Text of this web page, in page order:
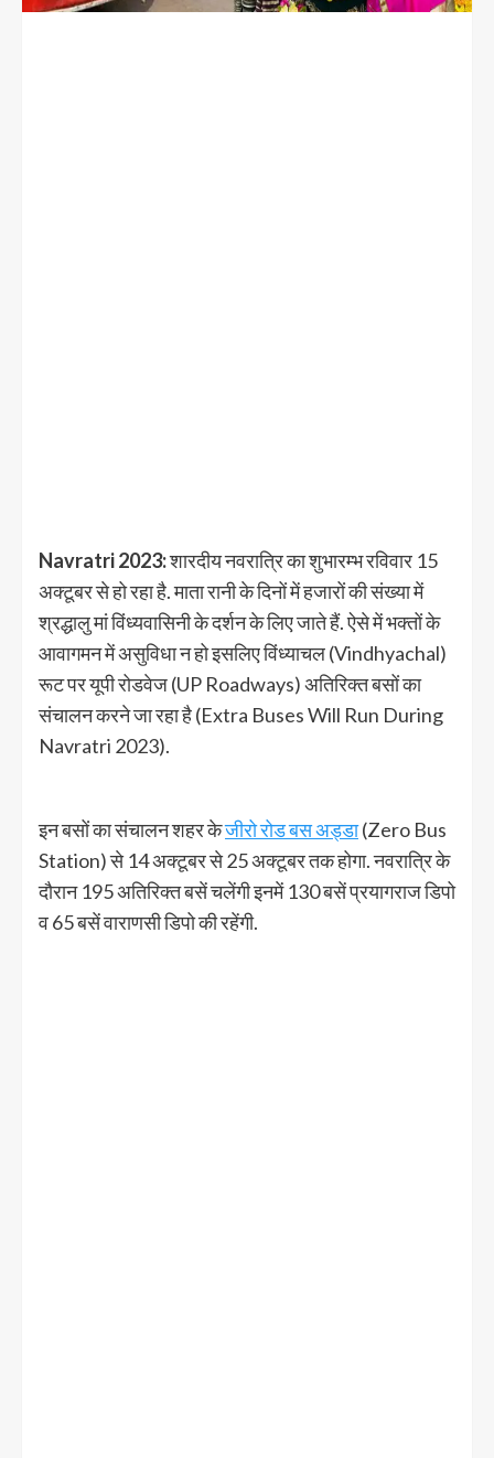
Navratri 2023:शारदीय नवरात्रि का शुभारम्भ रविवार 15
अक्टूबर से हो रहा है. माता रानी के दिनों में हजारों की संख्या में
श्रद्धालु मां विंध्यवासिनी के दर्शन के लिए जाते हैं. ऐसे में भक्तों के
आवागमन में असुविधा न हो इसलिए विंध्याचल (Vindhyachal)
रूट पर यूपी रोडवेज (UP Roadways) अतिरिक्त बसों का
संचालन करने जा रहा है (Extra Buses Will Run During
Navratri 2023).
इन बसों का संचालन शहर केजीरो रोड बस अड्डा(Zero Bus
Station) से 14 अक्टूबर से 25 अक्टूबर तक होगा. नवरात्रि के
दौरान 195 अतिरिक्त बसें चलेंगी इनमें 130 बसें प्रयागराज डिपो
व 65 बसें वाराणसी डिपो की रहेंगी.